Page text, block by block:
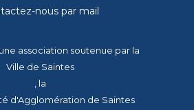
nous par mail
association soutenue par la
Ville de Saintes
, la
d'Agglomération de Saintes